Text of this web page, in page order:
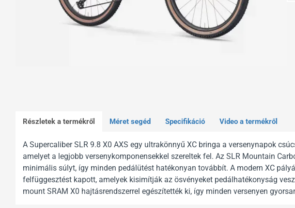
Részletek a termékről Méret segéd Specifikáció Video a termékről
A Supercaliber SLR 9.8 X0 AXS egy ultrakönnyű XC bringa a versenynapok
amelyet a legjobb versenykomponensekkel szereltek fel. Az SLR Mountain
minimális súlyt, így minden pedálütést hatékonyan továbbít. A modern XC
felfüggesztést kapott, amelyek kisimítják az ösvényeket pedálhatékonyság
mount SRAM X0 hajtásrendszerrel egészítették ki, így minden versenyen